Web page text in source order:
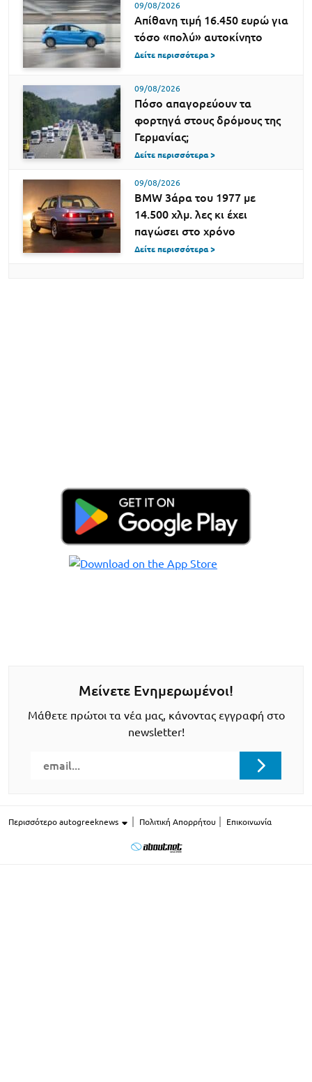
09/08/2026
Απίθανη τιμή 16.450 ευρώ για
τόσο «πολύ» αυτοκίνητο
Δείτε περισσότερα >
09/08/2026
Πόσο απαγορεύουν τα
φορτηγά στους δρόμους της
Γερμανίας;
Δείτε περισσότερα >
09/08/2026
BMW 3άρα του 1977 με
14.500 χλμ. λες κι έχει
παγώσει στο χρόνο
Δείτε περισσότερα >
Μείνετε Ενημερωμένοι!
Μάθετε πρώτοι τα νέα μας, κάνοντας εγγραφή στο
newsletter!
Περισσότερο autogreeknews Πολιτική Απορρήτου Επικοινωνία